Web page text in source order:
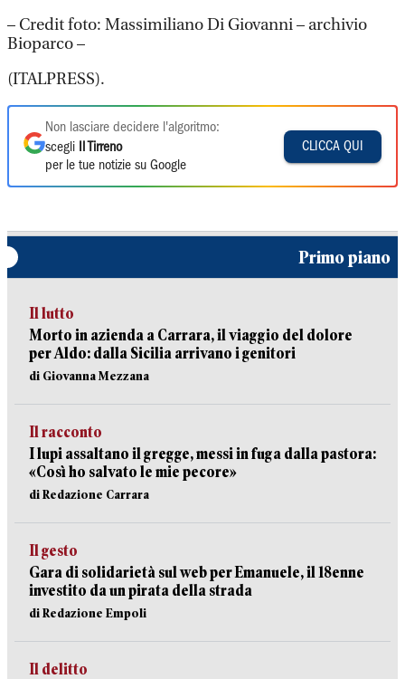
– Credit foto: Massimiliano Di Giovanni – archivio
Bioparco –
(ITALPRESS).
Non lasciare decidere l'algoritmo:
scegli
Il Tirreno
per le tue notizie su Google
CLICCA QUI
Primo piano
Il lutto
Morto in azienda a Carrara, il viaggio del dolore
per Aldo: dalla Sicilia arrivano i genitori
di Giovanna Mezzana
Il racconto
I lupi assaltano il gregge, messi in fuga dalla pastora:
«Così ho salvato le mie pecore»
di Redazione Carrara
Il gesto
Gara di solidarietà sul web per Emanuele, il 18enne
investito da un pirata della strada
di Redazione Empoli
Il delitto